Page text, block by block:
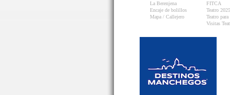
La Berenjena
Encaje de bolillos
Mapa / Callejero
FITCA
Teatro 2025
Teatro
Visitas